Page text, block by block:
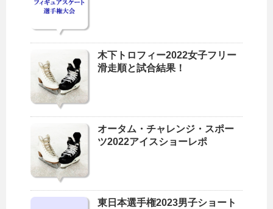
木下トロフィー2022女子フリー
滑走順と試合結果！
オータム・チャレンジ・スポー
ツ2022アイスショーレポ
東日本選手権2023男子ショート